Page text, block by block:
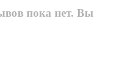
пока нет. Вы